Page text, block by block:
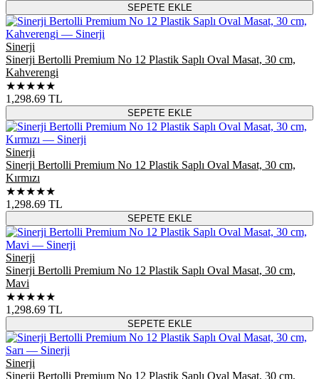
SEPETE EKLE
Sinerji
Sinerji Bertolli Premium No 12 Plastik Saplı Oval Masat, 30 cm,
Kahverengi
★★★★★
1,298.69 TL
SEPETE EKLE
Sinerji
Sinerji Bertolli Premium No 12 Plastik Saplı Oval Masat, 30 cm,
Kırmızı
★★★★★
1,298.69 TL
SEPETE EKLE
Sinerji
Sinerji Bertolli Premium No 12 Plastik Saplı Oval Masat, 30 cm,
Mavi
★★★★★
1,298.69 TL
SEPETE EKLE
Sinerji
Sinerji Bertolli Premium No 12 Plastik Saplı Oval Masat, 30 cm,